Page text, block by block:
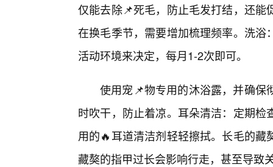
仅能去除📌死毛，防止毛发打结，还
在换毛季节，需要增加梳理频率。洗
活动环境来决定，每月1-2次即可。
使用宠📌物专用的沐浴露，并确保
时吹干，防止着凉。耳朵清洁：定期
用的🔥耳道清洁剂轻轻擦拭。长毛的
藏獒的指甲过长会影响行走，甚至导致